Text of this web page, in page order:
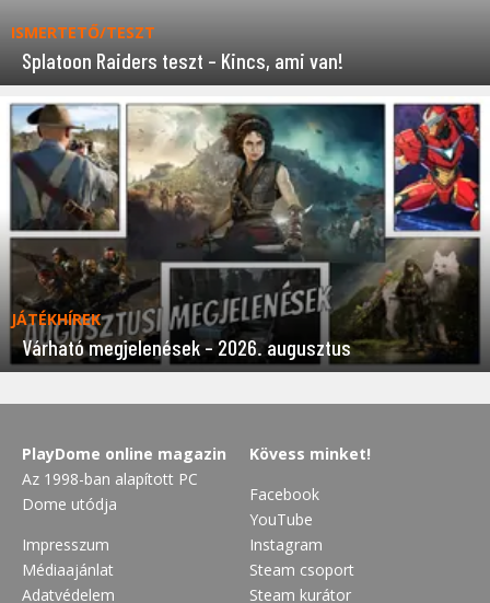
ISMERTETŐ/TESZT
Splatoon Raiders teszt – Kincs, ami van!
JÁTÉKHÍREK
Várható megjelenések – 2026. augusztus
PlayDome online magazin
Az 1998-ban alapított PC
Dome utódja
Impresszum
Médiaajánlat
Adatvédelem
Kövess minket!
Facebook
YouTube
Instagram
Steam csoport
Steam kurátor